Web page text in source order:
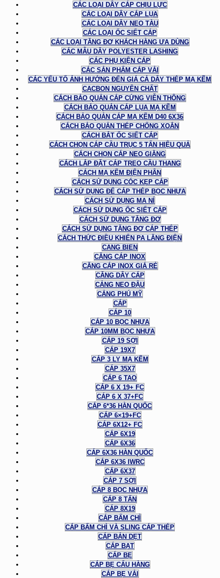
CÁC LOẠI DÂY CÁP CHỊU LỰC
CÁC LOẠI DÂY CÁP LỤA
CÁC LOẠI DÂY NEO TÀU
CÁC LOẠI ỐC SIẾT CÁP
CÁC LOẠI TĂNG ĐƠ KHÁCH HÀNG ƯA DÙNG
CÁC MẪU DÂY POLYESTER LASHING
CÁC PHỤ KIỆN CÁP
CÁC SẢN PHẨM CÁP VẢI
CÁC YẾU TỐ ẢNH HƯỞNG ĐẾN GIÁ CẢ DÂY THÉP MẠ KẼM
CACBON NGUYÊN CHẤT
CÁCH BẢO QUẢN CÁP CỨNG VIỄN THÔNG
CÁCH BẢO QUẢN CÁP LỤA MẠ KẼM
CÁCH BẢO QUẢN CÁP MẠ KẼM D40 6X36
CÁCH BẢO QUẢN THÉP CHỐNG XOẮN
CÁCH BẮT ỐC SIẾT CÁP
CÁCH CHỌN CÁP CẦU TRỤC 5 TẤN HIỆU QUẢ
CÁCH CHỌN CÁP NEO GIẰNG
CÁCH LẮP ĐẶT CÁP TREO CẦU THANG
CÁCH MẠ KẼM ĐIỆN PHÂN
CÁCH SỬ DỤNG CÓC KẸP CÁP
CÁCH SỬ DỤNG ĐỂ CÁP THÉP BỌC NHỰA
CÁCH SỬ DỤNG MA NÍ
CÁCH SỬ DỤNG ỐC SIẾT CÁP
CÁCH SỬ DỤNG TĂNG ĐƠ
CÁCH SỬ DỤNG TĂNG ĐƠ CÁP THÉP
CÁCH THỨC ĐIỀU KHIỂN PA LĂNG ĐIỆN
CANG BIEN
CĂNG CÁP INOX
CĂNG CÁP INOX GIÁ RẺ
CĂNG DÂY CÁP
CẢNG NEO ĐẬU
CẢNG PHÚ MỸ
CÁP
CÁP 10
CÁP 10 BỌC NHỰA
CÁP 10MM BỌC NHỰA
CÁP 19 SỢI
CÁP 19X7
CÁP 3 LY MẠ KẼM
CÁP 35X7
CÁP 6 TAO
CÁP 6 X 19+ FC
CÁP 6 X 37+FC
CÁP 6*36 HÀN QUỐC
CÁP 6×19+FC
CÁP 6X12+ FC
CÁP 6X19
CÁP 6X36
CÁP 6X36 HÀN QUỐC
CÁP 6X36 IWRC
CÁP 6X37
CÁP 7 SỢI
CÁP 8 BỌC NHỰA
CÁP 8 TẤN
CÁP 8X19
CÁP BẤM CHÌ
CÁP BẤM CHÌ VÀ SLING CÁP THÉP
CÁP BẢN DẸT
CÁP BẠT
CÁP BẸ
CÁP BẸ CẨU HÀNG
CÁP BẸ VẢI